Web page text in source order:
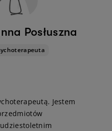
Posłuszna
Jestem